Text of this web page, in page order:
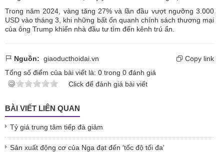
Trong năm 2024, vàng tăng 27% và lần đầu vượt ngưỡng 3.000
USD vào tháng 3, khi những bất ổn quanh chính sách thương mại
của ông Trump khiến nhà đầu tư tìm đến kênh trú ẩn.
Nguồn: giaoducthoidai.vn
Copy link
Tổng số điểm của bài viết là: 0 trong 0 đánh giá
Click để đánh giá bài viết
BÀI VIẾT LIÊN QUAN
Tỷ giá trung tâm tiếp đà giảm
Sản xuất động cơ của Nga đạt đến 'tốc độ tối đa'